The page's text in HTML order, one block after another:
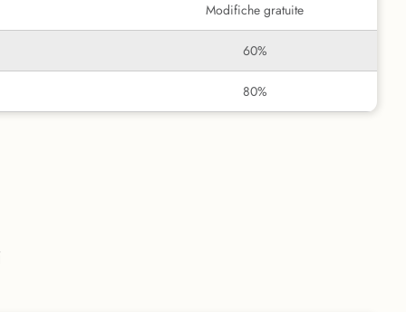
Modifiche gratuite
60%
80%